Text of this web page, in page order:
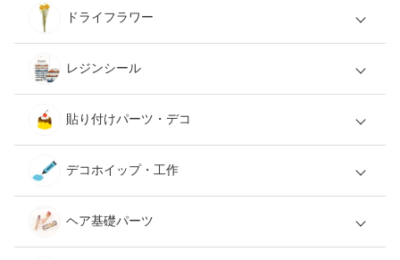
ドライフラワー
レジンシール
貼り付けパーツ・デコ
デコホイップ・工作
ヘア基礎パーツ